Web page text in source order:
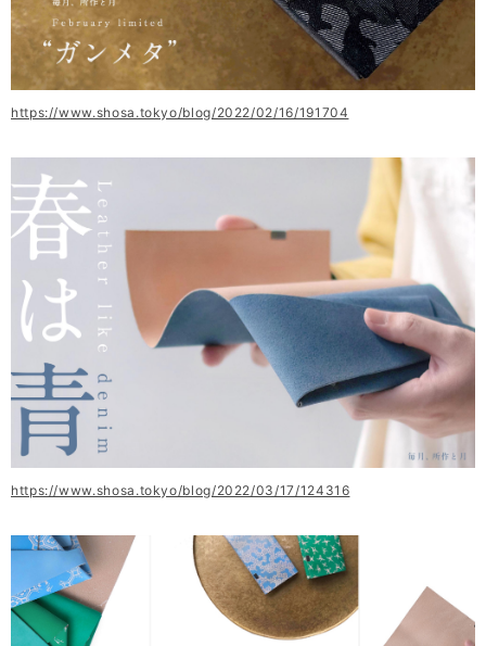
https://www.shosa.tokyo/blog/2022/02/16/191704
https://www.shosa.tokyo/blog/2022/03/17/124316